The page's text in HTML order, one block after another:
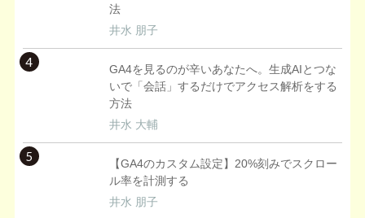
法
井水 朋子
4
GA4を見るのが辛いあなたへ。生成AIとつな
いで「会話」するだけでアクセス解析をする
方法
井水 大輔
5
【GA4のカスタム設定】20%刻みでスクロー
ル率を計測する
井水 朋子